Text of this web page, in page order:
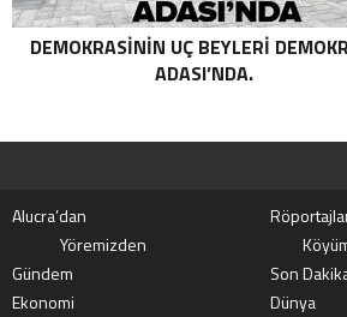
DEMOKRASININ UÇ BEYLERI
ADASI’NDA.
Alucra’dan
Yöremizden
Gündem
Son
Ekonomi
Dünya